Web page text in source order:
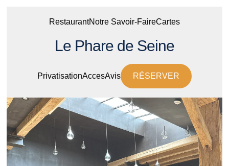
RestaurantNotre Savoir-FaireCartes
Le Phare de Seine
PrivatisationAccesAvis RÉSERVER